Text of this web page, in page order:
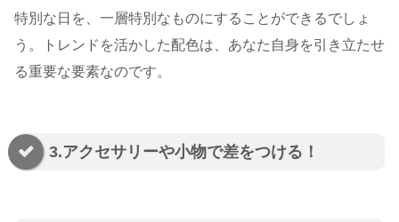
特別な日を、一層特別なものにすることができるでしょ
う。トレンドを活かした配色は、あなた自身を引き立たせ
る重要な要素なのです。
3.アクセサリーや小物で差をつける！